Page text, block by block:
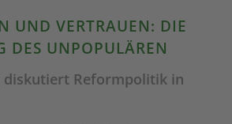
UND VERTRAUEN: DIE
DES UNPOPULÄREN
diskutiert Reformpolitik in